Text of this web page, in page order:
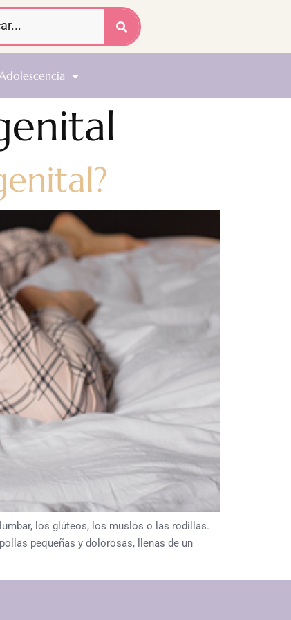
los glúteos, los muslos o las rodillas.
pequeñas y dolorosas, llenas de un